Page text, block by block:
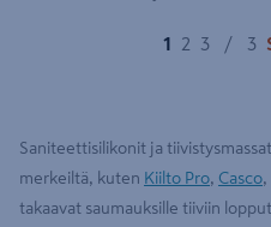
1 2 3 / 3
Saniteettisilikonit ja
merkeiltä, kuten Kiilto Pro Casco
takaavat saumauksille tiiviin